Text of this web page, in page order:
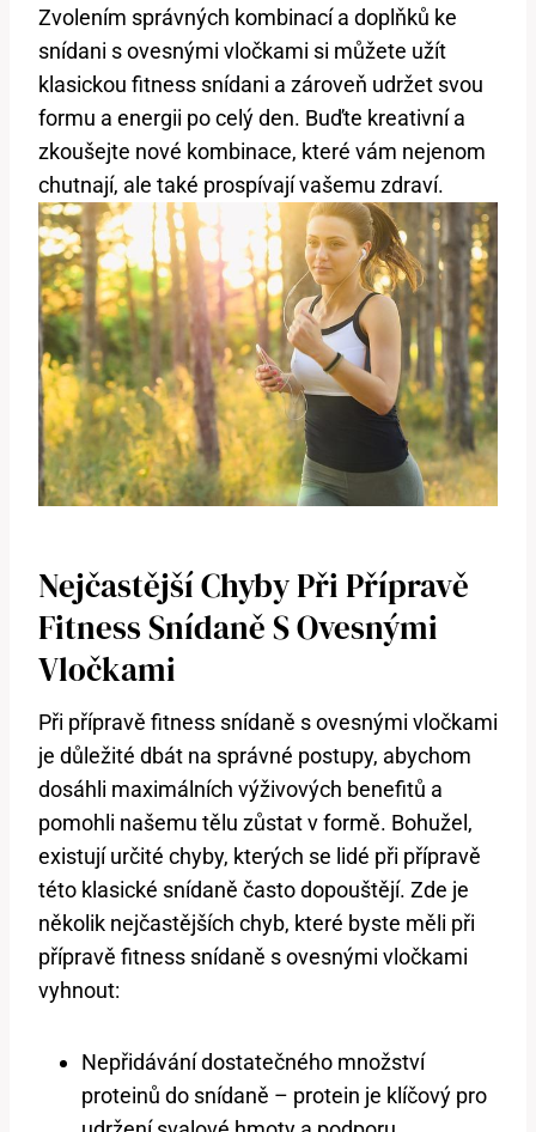
Zvolením správných kombinací a doplňků ke
snídani s ovesnými vločkami si můžete užít
klasickou fitness snídani a zároveň udržet svou
formu a energii po celý den. Buďte kreativní a
zkoušejte nové kombinace, které vám nejenom
chutnají, ale také prospívají vašemu zdraví.
Nejčastější Chyby Při Přípravě
Fitness Snídaně S Ovesnými
Vločkami
Při přípravě fitness snídaně s ovesnými vločkami
je důležité dbát na správné postupy, abychom
dosáhli maximálních výživových benefitů a
pomohli našemu tělu zůstat v formě. Bohužel,
existují určité chyby, kterých se lidé při přípravě
této klasické snídaně často dopouštějí. Zde je
několik nejčastějších chyb, které byste měli při
přípravě fitness snídaně s ovesnými vločkami
vyhnout:
Nepřidávání dostatečného množství
proteinů do snídaně – protein je klíčový pro